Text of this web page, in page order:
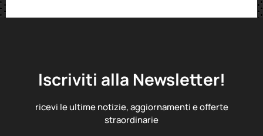
Iscriviti alla Newsletter!
ricevi le ultime notizie, aggiornamenti e offerte
straordinarie